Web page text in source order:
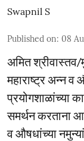
Swapnil S
Published on: 08
अमित श्रीवास्तव/
महाराष्ट्र अन्न व
प्रयोगशाळांच्या
समर्थन करताना
व औषधांच्या